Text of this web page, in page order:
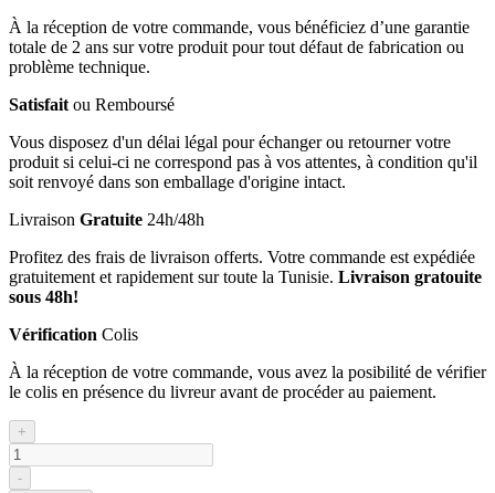
À la réception de votre commande, vous bénéficiez d’une garantie
totale de 2 ans sur votre produit pour tout défaut de fabrication ou
problème technique.
Satisfait ou Remboursé
Vous disposez d'un délai légal pour échanger ou retourner votre
produit si celui-ci ne correspond pas à vos attentes, à condition qu'il
soit renvoyé dans son emballage d'origine intact.
Livraison Gratuite 24h/48h
Profitez des frais de livraison offerts. Votre commande est expédiée
gratuitement et rapidement sur toute la Tunisie. Livraison gratouite
sous 48h!
Vérification Colis
À la réception de votre commande, vous avez la posibilité de vérifier
le colis en présence du livreur avant de procéder au paiement.
+
-